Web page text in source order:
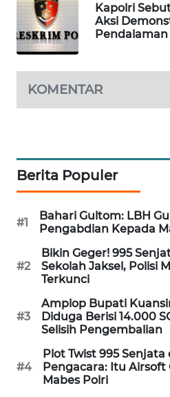
Kapolri
Aksi
Pendalaman
KOMENTAR
Berita Populer
#1
Bahari Gultom: LBH
Pengabdian Kepada
#2
Bikin Geger! 995
Sekolah Jaksel, Polisi
Terkunci
#3
Amplop Bupati
Diduga Berisi 14.000
Selisih Pengembalian
#4
Plot Twist 995 Senjata
Pengacara: Itu Airsoft
Mabes Polri
ALPERKLINAS
FORJASIDA
TAMBANG
NEWS
SIBARAGAS
NEWS
SIANTAR
NEWS
METRO
MEDAN
NEWS